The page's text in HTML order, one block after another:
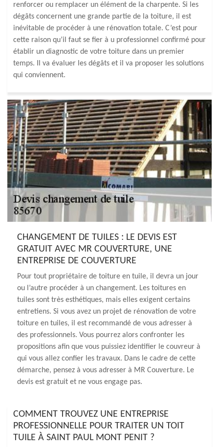
renforcer ou remplacer un élément de la charpente. Si les
dégâts concernent une grande partie de la toiture, il est
inévitable de procéder à une rénovation totale. C’est pour
cette raison qu’il faut se fier à u professionnel confirmé pour
établir un diagnostic de votre toiture dans un premier
temps. Il va évaluer les dégâts et il va proposer les solutions
qui conviennent.
CHANGEMENT DE TUILES : LE DEVIS EST
GRATUIT AVEC MR COUVERTURE, UNE
ENTREPRISE DE COUVERTURE
Pour tout propriétaire de toiture en tuile, il devra un jour
ou l’autre procéder à un changement. Les toitures en
tuiles sont très esthétiques, mais elles exigent certains
entretiens. Si vous avez un projet de rénovation de votre
toiture en tuiles, il est recommandé de vous adresser à
des professionnels. Vous pourrez alors confronter les
propositions afin que vous puissiez identifier le couvreur à
qui vous allez confier les travaux. Dans le cadre de cette
démarche, pensez à vous adresser à MR Couverture. Le
devis est gratuit et ne vous engage pas.
COMMENT TROUVEZ UNE ENTREPRISE
PROFESSIONNELLE POUR TRAITER UN TOIT
TUILE À SAINT PAUL MONT PENIT ?